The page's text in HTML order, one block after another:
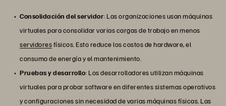
Consolidación del servidor: Las organizaciones usan máquinas
virtuales para consolidar varias cargas de trabajo en menos
servidoresfísicos. Esto reduce los costos de hardware, el
consumo de energía y el mantenimiento.
Pruebas y desarrollo: Los desarrolladores utilizan máquinas
virtuales para probar software en diferentes sistemas operativos
y configuraciones sin necesidad de varias máquinas físicas. Las